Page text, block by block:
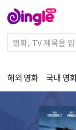
해외 영화 국내 영